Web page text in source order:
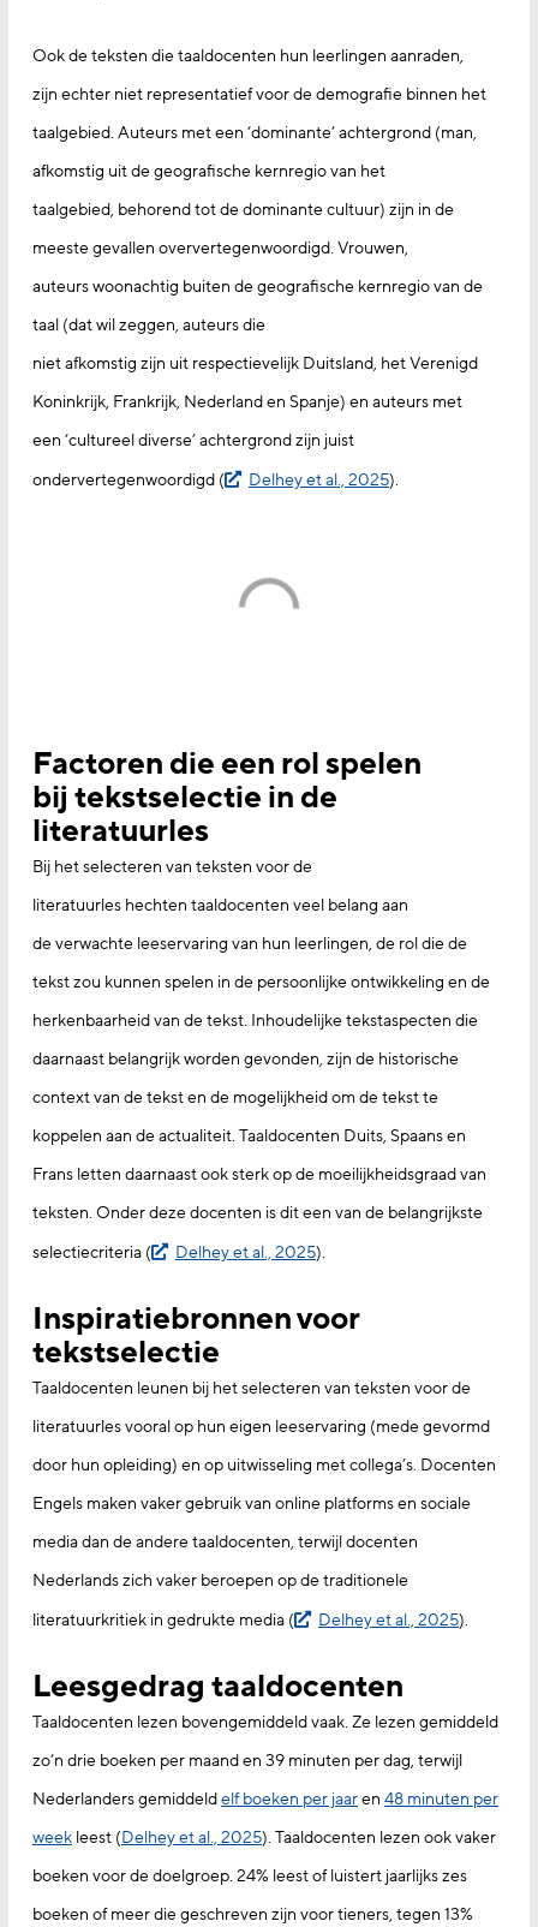
Ook de teksten die taaldocenten hun leerlingen aanraden,
zijn echter niet representatief voor de demografie binnen het
taalgebied. Auteurs met een ‘dominante’ achtergrond (man,
afkomstig uit de geografische kernregio van het
taalgebied, behorend tot de dominante cultuur) zijn in de
meeste gevallen oververtegenwoordigd. Vrouwen,
auteurs woonachtig buiten de geografische kernregio van de
taal (dat wil zeggen, auteurs die
niet afkomstig zijn uit respectievelijk Duitsland, het Verenigd
Koninkrijk, Frankrijk, Nederland en Spanje) en auteurs met
een ‘cultureel diverse’ achtergrond zijn juist
ondervertegenwoordigd (
Delhey et al., 2025).
Factoren die een rol spelen
bij tekstselectie in de
literatuurles
Bij het selecteren van teksten voor de
literatuurles hechten taaldocenten veel belang aan
de verwachte leeservaring van hun leerlingen, de rol die de
tekst zou kunnen spelen in de persoonlijke ontwikkeling en de
herkenbaarheid van de tekst. Inhoudelijke tekstaspecten die
daarnaast belangrijk worden gevonden, zijn de historische
context van de tekst en de mogelijkheid om de tekst te
koppelen aan de actualiteit. Taaldocenten Duits, Spaans en
Frans letten daarnaast ook sterk op de moeilijkheidsgraad van
teksten. Onder deze docenten is dit een van de belangrijkste
selectiecriteria (
Delhey et al., 2025).
Inspiratiebronnen voor
tekstselectie
Taaldocenten leunen bij het selecteren van teksten voor de
literatuurles vooral op hun eigen leeservaring (mede gevormd
door hun opleiding) en op uitwisseling met collega’s. Docenten
Engels maken vaker gebruik van online platforms en sociale
media dan de andere taaldocenten, terwijl docenten
Nederlands zich vaker beroepen op de traditionele
literatuurkritiek in gedrukte media (
Delhey et al., 2025).
Leesgedrag taaldocenten
Taaldocenten lezen bovengemiddeld vaak. Ze lezen gemiddeld
zo’n drie boeken per maand en 39 minuten per dag, terwijl
Nederlanders gemiddeldelf boeken per jaaren 48 minuten per
week leest (Delhey et al., 2025). Taaldocenten lezen ook vaker
boeken voor de doelgroep. 24% leest of luistert jaarlijks zes
boeken of meer die geschreven zijn voor tieners, tegen 13%